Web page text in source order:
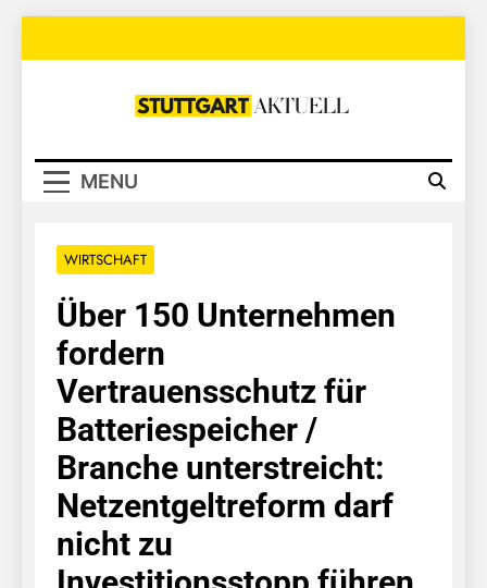
Stuttgart
MENU
WIRTSCHAFT
Über 150 Unternehmen
fordern
Vertrauensschutz für
Batteriespeicher /
Branche unterstreicht:
Netzentgeltreform darf
nicht zu